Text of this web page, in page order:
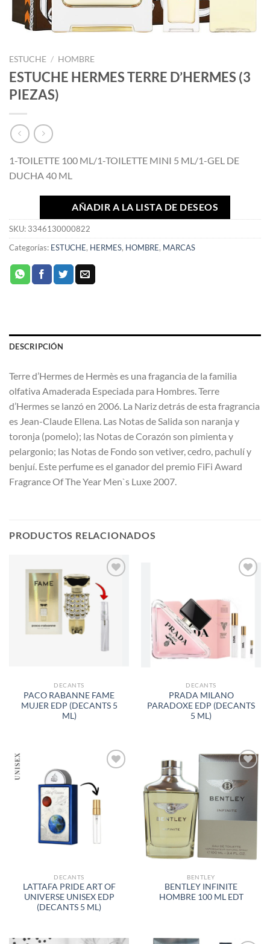
ESTUCHE / HOMBRE
ESTUCHE HERMES TERRE D’HERMES (3
PIEZAS)
1-TOILETTE 100 ML/1-TOILETTE MINI 5 ML/1-GEL DE
DUCHA 40 ML
AÑADIR A LA LISTA DE DESEOS
SKU: 3346130000822
Categorías: ESTUCHE, HERMES, HOMBRE, MARCAS
DESCRIPCIÓN
Terre d’Hermes de Hermès es una fragancia de la familia
olfativa Amaderada Especiada para Hombres. Terre
d’Hermes se lanzó en 2006. La Nariz detrás de esta fragrancia
es Jean-Claude Ellena. Las Notas de Salida son naranja y
toronja (pomelo); las Notas de Corazón son pimienta y
pelargonio; las Notas de Fondo son vetiver, cedro, pachulí y
benjuí. Este perfume es el ganador del premio FiFi Award
Fragrance Of The Year Men`s Luxe 2007.
PRODUCTOS RELACIONADOS
AÑADIR
A LA
DE
DESEOS
DECANTS
PACO RABANNE FAME
MUJER EDP (DECANTS 5
ML)
LISTA
DESEOS
DECANTS
PRADA MILANO
PARADOXE EDP (DECANTS
5 ML)
A LA
LISTA
DE
DESEOS
DECANTS
LATTAFA PRIDE ART OF
UNIVERSE UNISEX EDP
(DECANTS 5 ML)
AÑADIR
A LA
LISTA
DE
DESEOS
BENTLEY
BENTLEY INFINITE
HOMBRE 100 ML EDT